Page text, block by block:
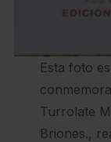
Esta foto
Turrolate
Briones.,